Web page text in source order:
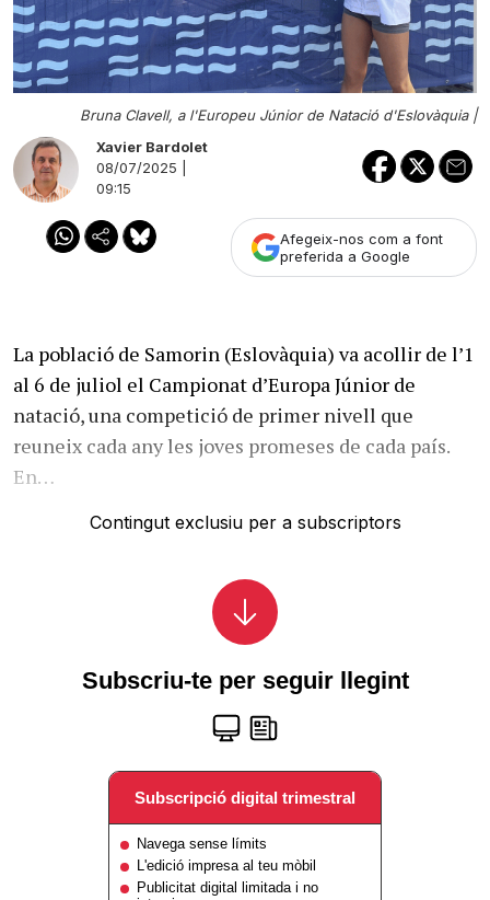
Bruna Clavell, a l'Europeu Júnior de Natació d'Eslovàquia |
Xavier Bardolet
08/07/2025 |
09:15
Afegeix-nos com a font
preferida a Google
La població de Samorin (Eslovàquia) va acollir de l’1
al 6 de juliol el Campionat d’Europa Júnior de
natació, una competició de primer nivell que
reuneix cada any les joves promeses de cada país.
En…
Contingut exclusiu per a subscriptors